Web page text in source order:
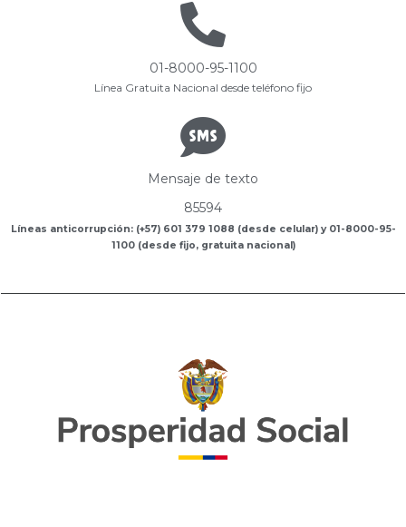
01-8000-95-1100
Línea Gratuita Nacional desde teléfono fijo
Mensaje de texto
85594
Líneas anticorrupción: (+57) 601 379 1088 (desde celular) y 01-8000-95-
1100 (desde fijo, gratuita nacional)